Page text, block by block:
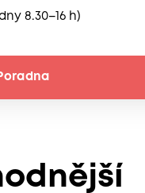
8.30–16 h)